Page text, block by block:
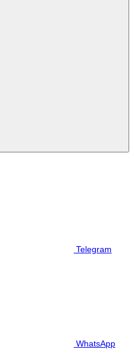
Telegram
WhatsApp